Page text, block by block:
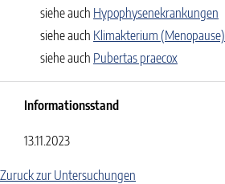
siehe auch Hypophysenekrankungen
siehe auch Klimakterium (Menopause)
siehe auch Pubertas praecox
Informationsstand
13.11.2023
Zuruck zur Untersuchungen